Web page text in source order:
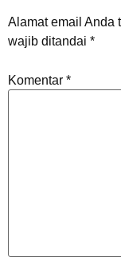
Alamat email Anda
wajib ditandai *
Komentar *